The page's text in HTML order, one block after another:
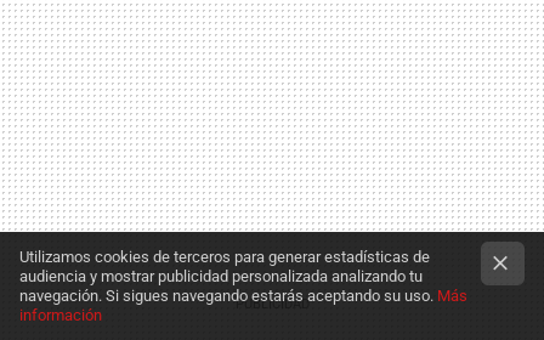
Utilizamos cookies de terceros para generar estadísticas de
audiencia y mostrar publicidad personalizada analizando tu
navegación. Si sigues navegando estarás aceptando su uso. Más
información